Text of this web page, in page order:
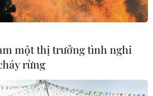
mầm non thừa
hành hai trẻ
một thị trưởng tình nghi
rừng